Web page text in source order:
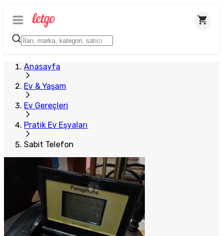
Anasayfa
Ev & Yaşam
Ev Gereçleri
Pratik Ev Eşyaları
Sabit Telefon
Plus Satıcı